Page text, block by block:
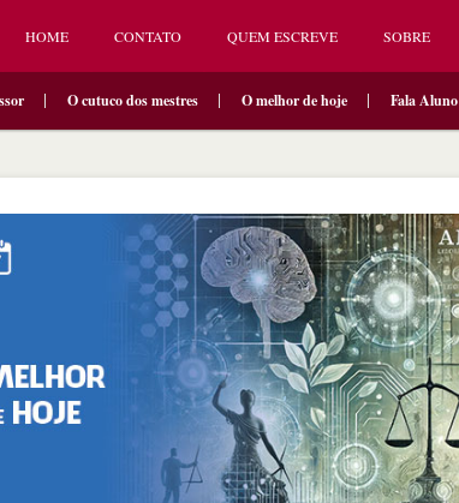
HOME CONTATO QUEM ESCREVE SOBRE
O cutuco dos mestres O melhor de hoje Fala Aluno